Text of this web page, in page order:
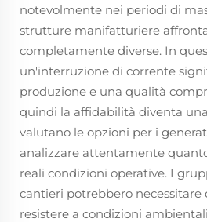
notevolmente nei periodi di
strutture manifatturiere
completamente diverse. In
un'interruzione di corrente
produzione e una qualità
quindi la affidabilità diventa
valutano le opzioni per i
analizzare attentamente
reali condizioni operative. I
cantieri potrebbero necessitare
resistere a condizioni